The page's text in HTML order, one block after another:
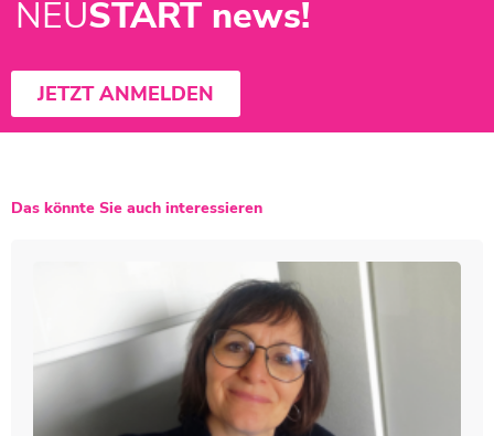
NEUSTART news!
JETZT ANMELDEN
Das könnte Sie auch interessieren